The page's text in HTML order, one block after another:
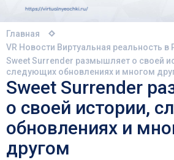
Главная
VR Новости Виртуальная реальность в
Sweet Surrender размышляет о своей
следующих обновлениях и многом
Sweet Surrender
о своей истории,
обновлениях и
другом